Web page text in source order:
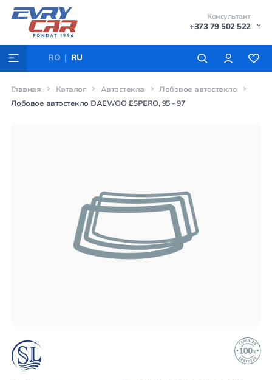
Консультант
+373 79 502 522
RO RU
Главная Каталог Автостекла
Лобовое автостекло
Лобовое автостекло DAEWOO ESPERO, 95 - 97